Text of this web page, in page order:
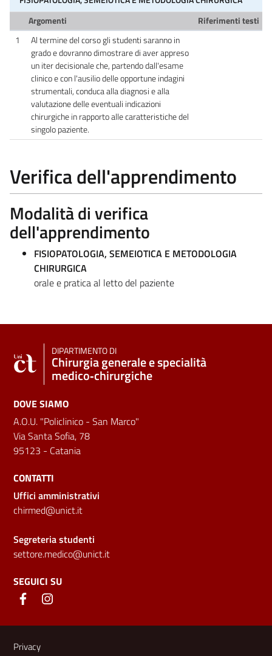
Argomenti
Riferimenti testi
1
Al termine del corso gli studenti saranno in
grado e dovranno dimostrare di aver appreso
un iter decisionale che, partendo dall'esame
clinico e con l'ausilio delle opportune indagini
strumentali, conduca alla diagnosi e alla
valutazione delle eventuali indicazioni
chirurgiche in rapporto alle caratteristiche del
singolo paziente.
Verifica dell'apprendimento
Modalità di verifica
dell'apprendimento
FISIOPATOLOGIA, SEMEIOTICA E METODOLOGIA
CHIRURGICA
orale e pratica al letto del paziente
DIPARTIMENTO DI
Chirurgia generale e specialità
medico‑chirurgiche
DOVE SIAMO
A.O.U. "Policlinico - San Marco"
Via Santa Sofia, 78
95123 - Catania
CONTATTI
Uffici amministrativi
chirmed@unict.it
Segreteria studenti
settore.medico@unict.it
SEGUICI SU
Link e informazioni utili
Privacy